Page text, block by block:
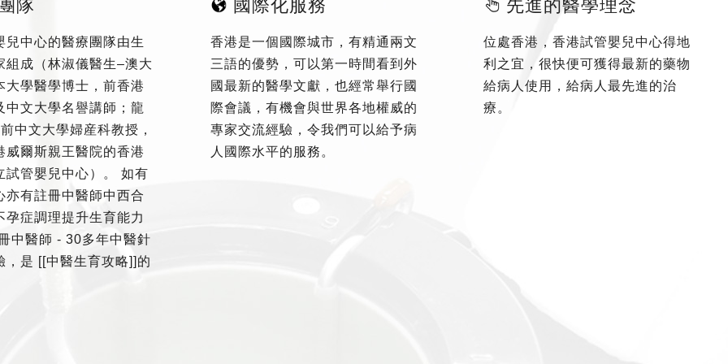
隊
兒中心的醫療團隊由生
組成（林淑儀醫生–澳大
大學醫學博士，前香港
中文大學名譽講師；龍
中文大學婦産科教授，
威爾斯親王醫院的香港
試管嬰兒中心）。 如有
亦有註冊中醫師中西合
孕症調理提升生育能力
中醫師 - 30多年中醫針
，是 [[中醫生育攻略]]的
國際化服務
香港是一個國際城市，有精通兩文
三語的優勢，可以第一時間看到外
國最新的醫學文獻，也經常舉行國
際會議，有機會與世界各地權威的
專家交流經驗，令我們可以給予病
人國際水平的服務。
先進的醫學理念
位處香港，香港試管嬰兒中心得地
利之宜，很快便可獲得最新的藥物
給病人使用，給病人最先進的治
療。